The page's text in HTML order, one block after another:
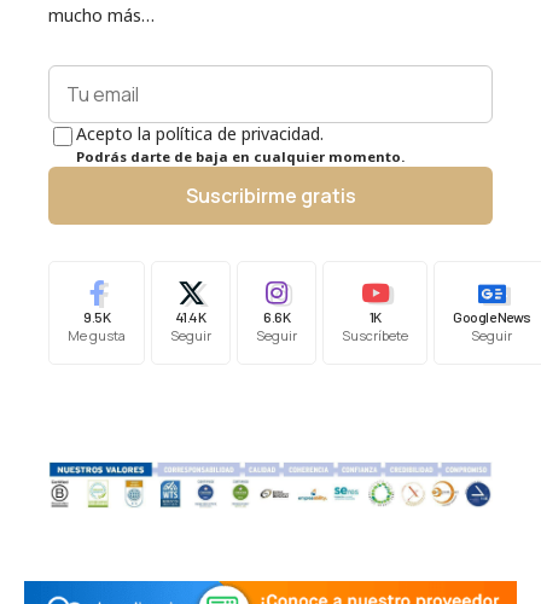
mucho más…
Acepto la política de privacidad.
Podrás darte de baja en cualquier momento.
Suscribirme gratis
9.5K
Me gusta
41.4K
Seguir
6.6K
Seguir
1K
Suscríbete
Google News
Seguir